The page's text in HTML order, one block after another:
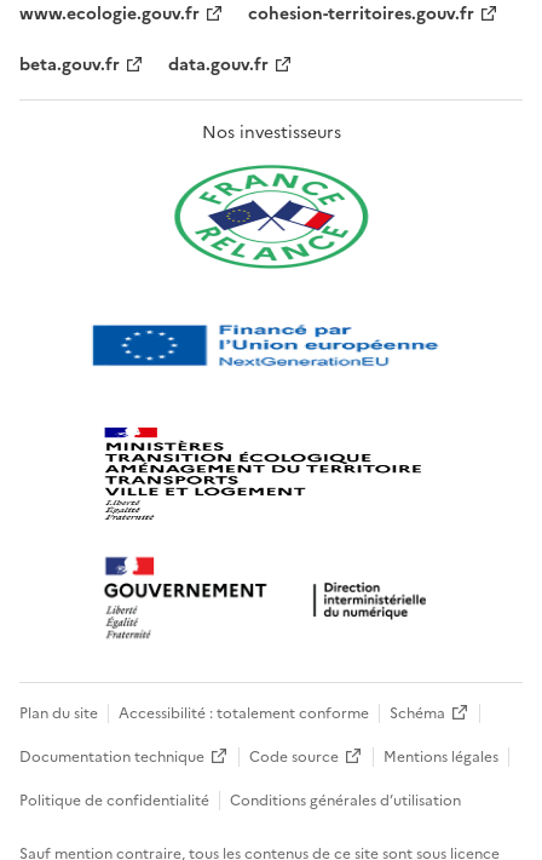
www.ecologie.gouv.fr
cohesion-territoires.gouv.fr
beta.gouv.fr
data.gouv.fr
Nos investisseurs
Plan du site Accessibilité : totalement conforme
Schéma
Documentation technique
Code source
Mentions légales
Politique de confidentialité
Conditions générales d’utilisation
Sauf mention contraire, tous les contenus de ce site sont sous licence